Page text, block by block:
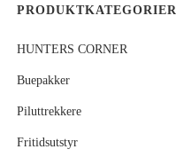
PRODUKTKATEGORIER
HUNTERS CORNER
Buepakker
Piluttrekkere
Fritidsutstyr